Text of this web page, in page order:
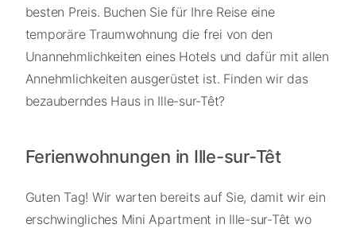
besten Preis. Buchen Sie für Ihre Reise eine
temporäre Traumwohnung die frei von den
Unannehmlichkeiten eines Hotels und dafür mit allen
Annehmlichkeiten ausgerüstet ist. Finden wir das
bezauberndes Haus in Ille-sur-Têt?
Ferienwohnungen in Ille-sur-Têt
Guten Tag! Wir warten bereits auf Sie, damit wir ein
erschwingliches Mini Apartment in Ille-sur-Têt wo